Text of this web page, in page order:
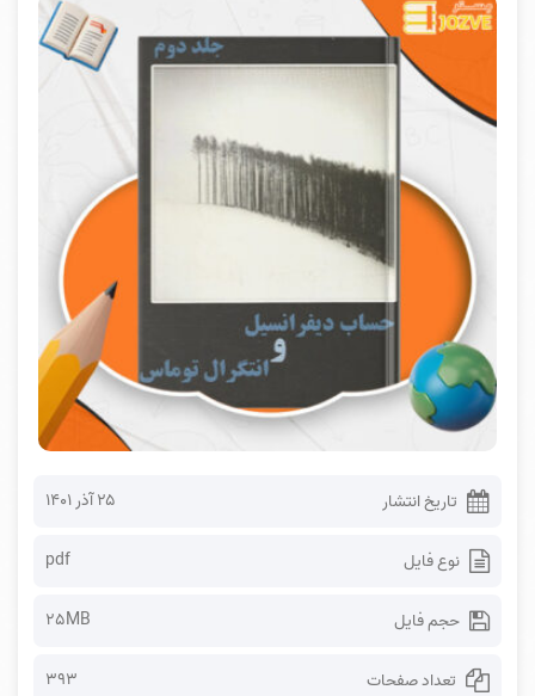
تاریخ انتشار ۲۵ آذر ۱۴۰۱
نوع فایل pdf
حجم فایل 25MB
تعداد صفحات 393